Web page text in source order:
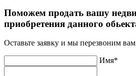
Поможем продать вашу
приобретения данного
Оставьте заявку и мы перезвоним вам
Имя*